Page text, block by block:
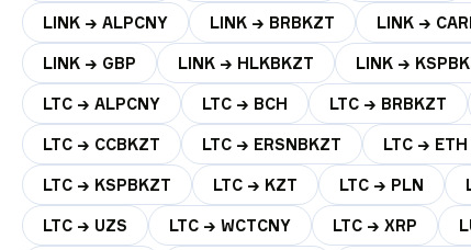
LINK → ALPCNY LINK → BRBKZT LINK →
LINK → GBP LINK → HLKBKZT LINK →
LTC → ALPCNY LTC → BCH LTC → BRBKZT
LTC → CCBKZT LTC → ERSNBKZT LTC → ETH
LTC → KSPBKZT LTC → KZT LTC → PLN
LTC → UZS LTC → WCTCNY LTC → XRP